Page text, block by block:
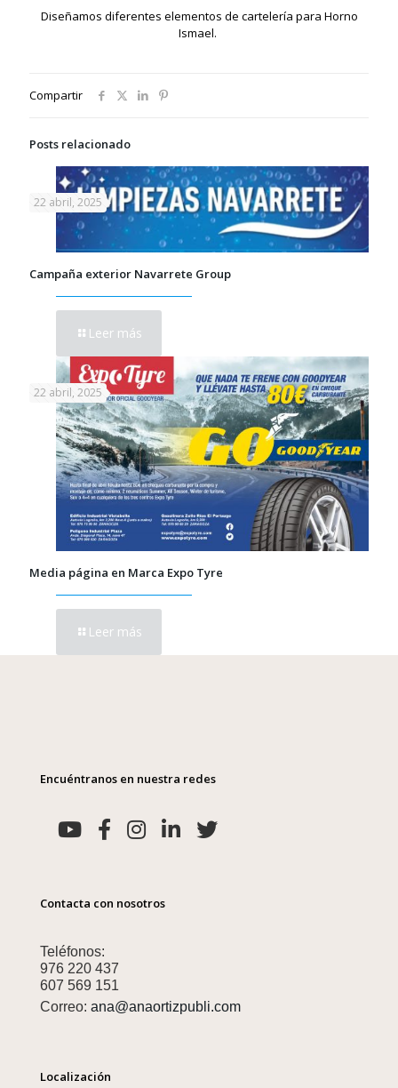
Diseñamos diferentes elementos de cartelería para Horno
Ismael.
Compartir
Posts relacionado
22 abril, 2025
Campaña exterior Navarrete Group
Leer más
22 abril, 2025
Media página en Marca Expo Tyre
Leer más
Encuéntranos en nuestra redes
Contacta con nosotros
Teléfonos:
976 220 437
607 569 151
Correo: ana@anaortizpubli.com
Localización